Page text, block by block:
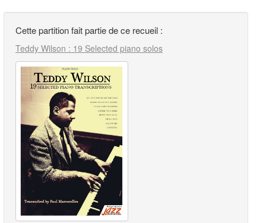
Cette partition fait partie de ce recueil :
Teddy Wilson : 19 Selected piano solos